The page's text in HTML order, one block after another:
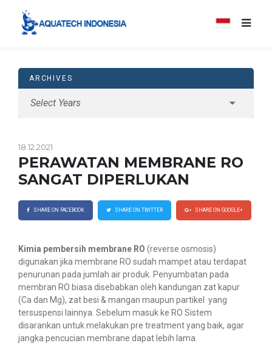
18.12.2021
PERAWATAN MEMBRANE RO
SANGAT DIPERLUKAN
SHARE ON FACEBOOK SHARE ON TWITTER SHARE ON GOOGLE+
Kimia pembersih membrane RO (reverse osmosis)
digunakan jika membrane RO sudah mampet atau terdapat
penurunan pada jumlah air produk. Penyumbatan pada
membran RO biasa disebabkan oleh kandungan zat kapur
(Ca dan Mg), zat besi & mangan maupun partikel yang
tersuspensi lainnya. Sebelum masuk ke RO Sistem
disarankan untuk melakukan pre treatment yang baik, agar
jangka pencucian membrane dapat lebih lama.
ARCHIVES